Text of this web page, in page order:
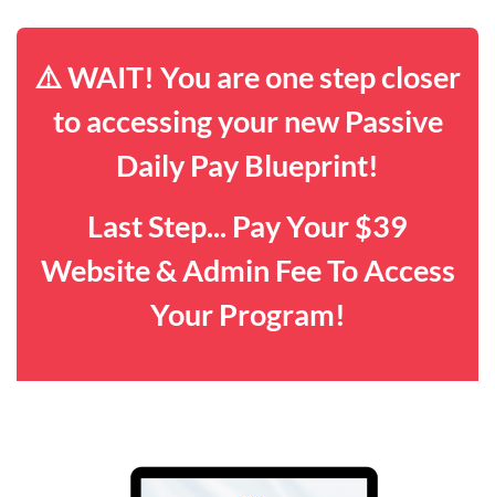
⚠️ WAIT! You are one step closer
to accessing your new Passive
Daily Pay Blueprint!
Last Step... Pay Your $39
Website & Admin Fee To Access
Your Program!